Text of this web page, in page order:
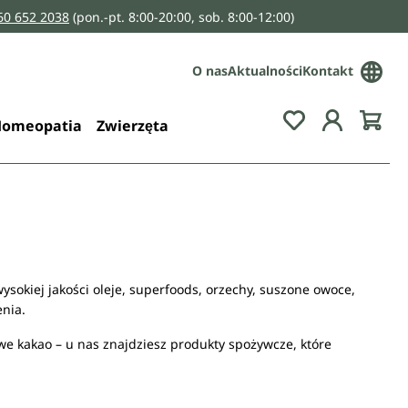
652 2038 (pon.-pt. 8:00-20:00, sob. 8:00-12:00)
O nasAktualnościKontakt
Zwierzęta You have 0
jakości oleje, superfoods, orzechy, suszone owoce,
kakao – u nas znajdziesz produkty spożywcze, które